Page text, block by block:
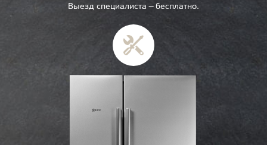
Выезд специалиста — бесплатно.